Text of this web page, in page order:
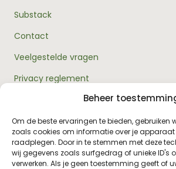
Beheer
Om de beste ervaringen te bieden, gebruiken
zoals cookies om informatie over je
raadplegen. Door in te stemmen met deze
wij gegevens zoals surfgedrag of unieke ID's
verwerken. Als je geen toestemming geeft of
Substack
Contact
Veelgestelde vragen
Privacy reglement
Algemene voorwaarden
Over ons
RouwExpertise.nl is een initiatief van
hét kennisplatform over rouw en
betrouwbare informatie en praktische